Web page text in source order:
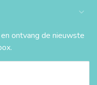
ontvang de nieuwste